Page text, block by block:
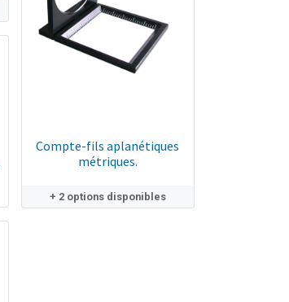
Compte-fils aplanétiques
métriques.
+ 2 options disponibles